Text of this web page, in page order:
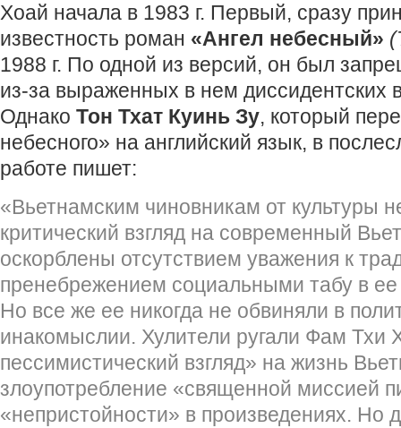
Хоай начала в 1983 г. Первый, сразу
известность роман «Ангел небесный»
1988 г. По одной из версий, он был
из-за выраженных в нем диссидентских
Однако Тон Тхат Куинь Зу, который
небесного» на английский язык, в
работе пишет:
«Вьетнамским чиновникам от культуры
критический взгляд на современный
оскорблены отсутствием уважения к
пренебрежением социальными табу в
Но все же ее никогда не обвиняли в
инакомыслии. Хулители ругали Фам Тхи
пессимистический взгляд» на жизнь
злоупотребление «священной миссией
«непристойности» в произведениях. Но